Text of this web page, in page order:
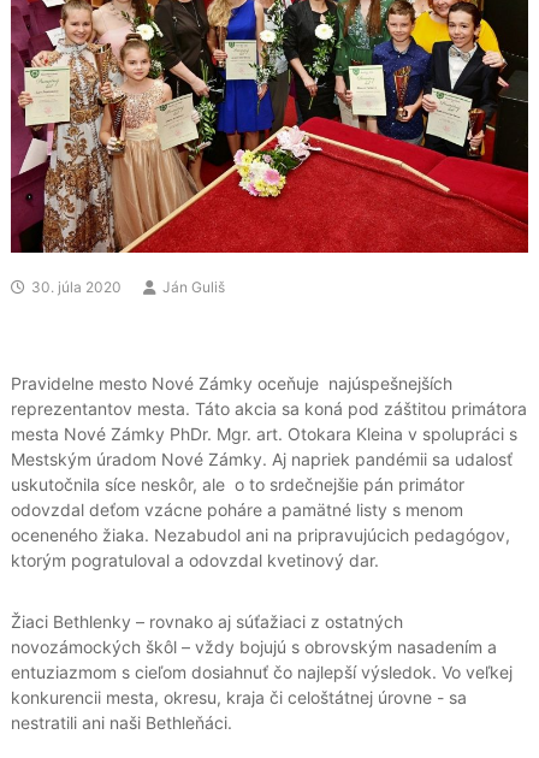
30. júla 2020 Ján Guliš
Pravidelne mesto Nové Zámky oceňuje najúspešnejších
reprezentantov mesta. Táto akcia sa koná pod záštitou primátora
mesta Nové Zámky PhDr. Mgr. art. Otokara Kleina v spolupráci s
Mestským úradom Nové Zámky. Aj napriek pandémii sa udalosť
uskutočnila síce neskôr, ale o to srdečnejšie pán primátor
odovzdal deťom vzácne poháre a pamätné listy s menom
oceneného žiaka. Nezabudol ani na pripravujúcich pedagógov,
ktorým pogratuloval a odovzdal kvetinový dar.
Žiaci Bethlenky – rovnako aj súťažiaci z ostatných
novozámockých škôl – vždy bojujú s obrovským nasadením a
entuziazmom s cieľom dosiahnuť čo najlepší výsledok. Vo veľkej
konkurencii mesta, okresu, kraja či celoštátnej úrovne - sa
nestratili ani naši Bethleňáci.